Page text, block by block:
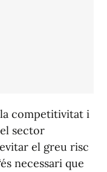
competitivitat i
sector
el greu risc
necessari que